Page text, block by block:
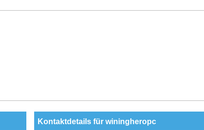
Kontaktdetails für winingheropc